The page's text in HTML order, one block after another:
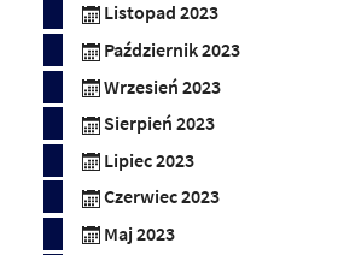
Listopad 2023
Październik 2023
Wrzesień 2023
Sierpień 2023
Lipiec 2023
Czerwiec 2023
Maj 2023